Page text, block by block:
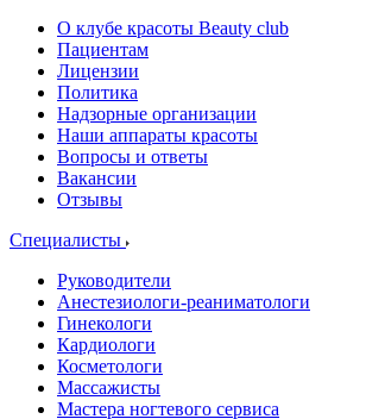
О клубе красоты Beauty club
Пациентам
Лицензии
Политика
Надзорные организации
Наши аппараты красоты
Вопросы и ответы
Вакансии
Отзывы
Специалисты
Руководители
Анестезиологи-реаниматологи
Гинекологи
Кардиологи
Косметологи
Массажисты
Мастера ногтевого сервиса